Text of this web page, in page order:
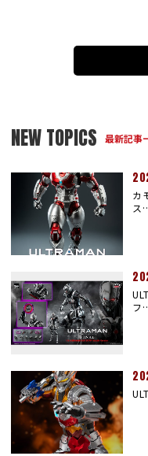
NEW TOPICS 最新記事
カ
ス
フ